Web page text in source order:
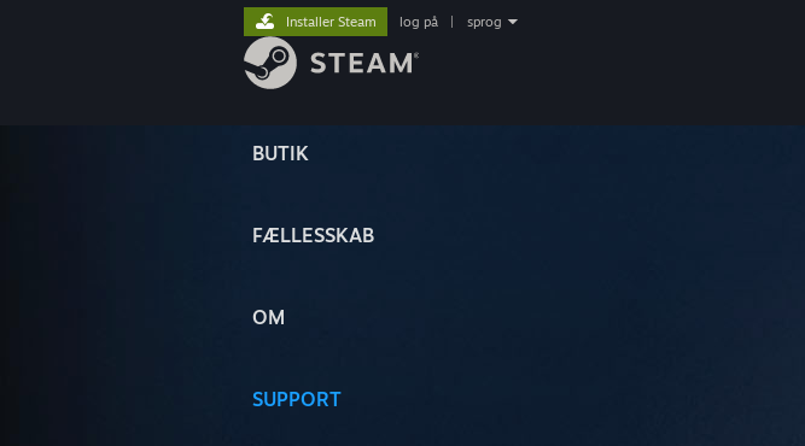
BUTIK
FÆLLESSKAB
OM
SUPPORT
Installer Steam log på sprog